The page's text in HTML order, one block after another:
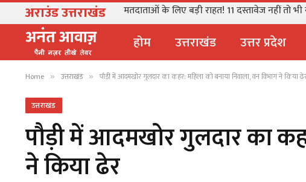
अराउंड उत्तराखंड मतदाताओं के लिए बड़ी राहत! 11 दस्तावेज नहीं तो
होम उत्तराखंड उत्तर प्रदेश
Home » उत्तराखंड » पौड़ी में आदमखोर गुलदार का कहर: महिला को बनाया निवाला, वन विभाग ने किया
उत्तराखंड
पौड़ी में आदमखोर गुलदार का
ने किया ढेर